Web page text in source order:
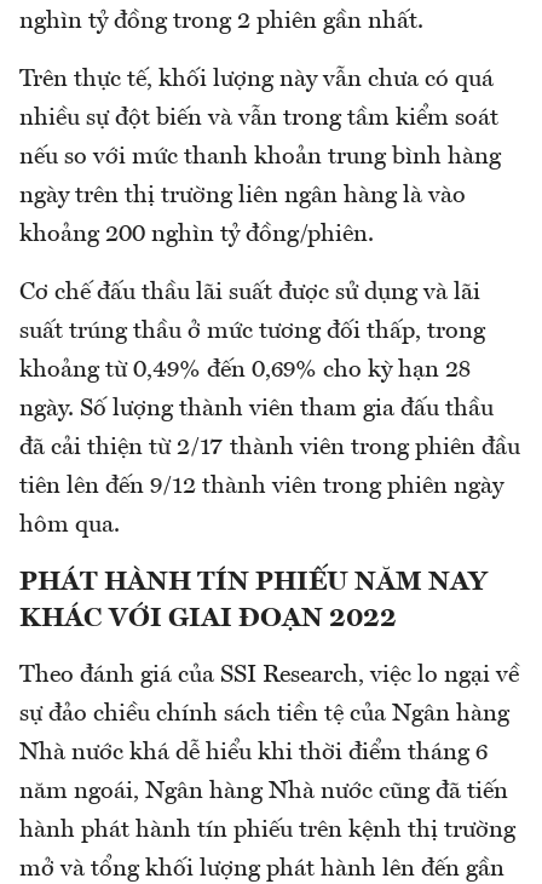
nghìn tỷ đồng trong 2 phiên gần nhất.
Trên thực tế, khối lượng này vẫn chưa có quá
nhiều sự đột biến và vẫn trong tầm kiểm soát
nếu so với mức thanh khoản trung bình hàng
ngày trên thị trường liên ngân hàng là vào
khoảng 200 nghìn tỷ đồng/phiên.
Cơ chế đấu thầu lãi suất được sử dụng và lãi
suất trúng thầu ở mức tương đối thấp, trong
khoảng từ 0,49% đến 0,69% cho kỳ hạn 28
ngày. Số lượng thành viên tham gia đấu thầu
đã cải thiện từ 2/17 thành viên trong phiên đầu
tiên lên đến 9/12 thành viên trong phiên ngày
hôm qua.
PHÁT HÀNH TÍN PHIẾU NĂM NAY
KHÁC VỚI GIAI ĐOẠN 2022
Theo đánh giá của SSI Research, việc lo ngại về
sự đảo chiều chính sách tiền tệ của Ngân hàng
Nhà nước khá dễ hiểu khi thời điểm tháng 6
năm ngoái, Ngân hàng Nhà nước cũng đã tiến
hành phát hành tín phiếu trên kệnh thị trường
mở và tổng khối lượng phát hành lên đến gần